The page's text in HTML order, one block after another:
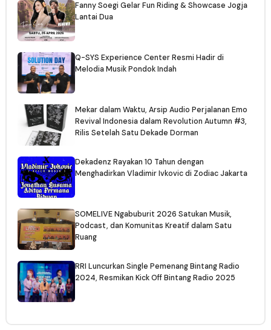
Fanny Soegi Gelar Fun Riding & Showcase Jogja
Lantai Dua
Q-SYS Experience Center Resmi Hadir di
Melodia Musik Pondok Indah
Mekar dalam Waktu, Arsip Audio Perjalanan Emo
Revival Indonesia dalam Revolution Autumn #3,
Rilis Setelah Satu Dekade Dorman
Dekadenz Rayakan 10 Tahun dengan
Menghadirkan Vladimir Ivkovic di Zodiac Jakarta
SOMELIVE Ngabuburit 2026 Satukan Musik,
Podcast, dan Komunitas Kreatif dalam Satu
Ruang
RRI Luncurkan Single Pemenang Bintang Radio
2024, Resmikan Kick Off Bintang Radio 2025